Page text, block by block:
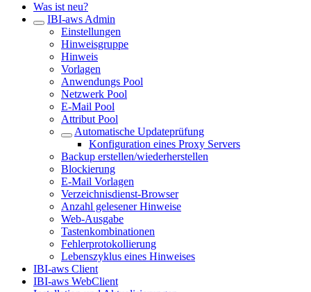
Was ist neu?
IBI-aws Admin
Einstellungen
Hinweisgruppe
Hinweis
Vorlagen
Anwendungs Pool
Netzwerk Pool
E-Mail Pool
Attribut Pool
Automatische Updateprüfung
Konfiguration eines Proxy Servers
Backup erstellen/wiederherstellen
Blockierung
E-Mail Vorlagen
Verzeichnisdienst-Browser
Anzahl gelesener Hinweise
Web-Ausgabe
Tastenkombinationen
Fehlerprotokollierung
Lebenszyklus eines Hinweises
IBI-aws Client
IBI-aws WebClient